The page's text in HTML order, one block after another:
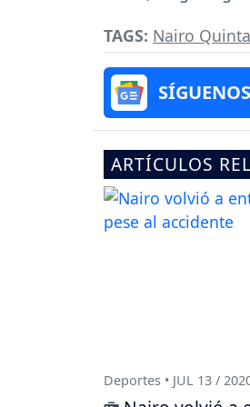
TAGS: Nairo
ARTÍCULOS
Deportes • JUL 13 /